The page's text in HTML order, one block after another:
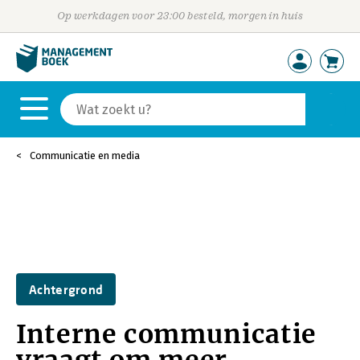
Op werkdagen voor 23:00 besteld, morgen in huis
Communicatie en media
Achtergrond
Interne communicatie